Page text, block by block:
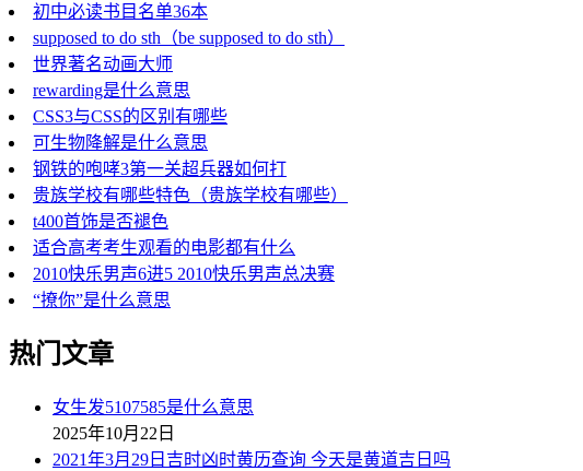
初中必读书目名单36本
supposed to do sth（be supposed to do sth）
世界著名动画大师
rewarding是什么意思
CSS3与CSS的区别有哪些
可生物降解是什么意思
钢铁的咆哮3第一关超兵器如何打
贵族学校有哪些特色（贵族学校有哪些）
t400首饰是否褪色
适合高考考生观看的电影都有什么
2010快乐男声6进5 2010快乐男声总决赛
“撩你”是什么意思
热门文章
女生发5107585是什么意思
2025年10月22日
2021年3月29日吉时凶时黄历查询 今天是黄道吉日吗